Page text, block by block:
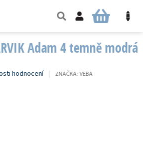
NÁKUPNÍ
Adam 4 temně modrá
hodnocení ZNAČKA: VEBA